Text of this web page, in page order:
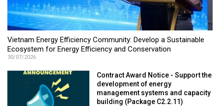
Vietnam Energy Efficiency Community: Develop a Sustainable
Ecosystem for Energy Efficiency and Conservation
30/07/2026
Contract Award Notice - Support the
development of energy
management systems and capacity
building (Package C2.2.11)